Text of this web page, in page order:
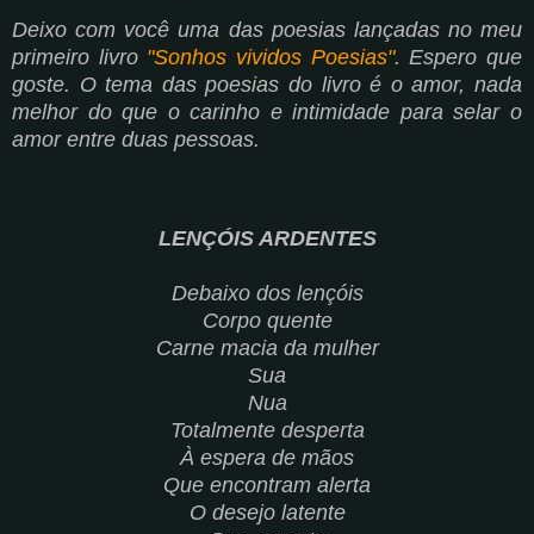
Deixo com você uma das poesias lançadas no meu
primeiro livro "Sonhos vividos Poesias". Espero que
goste. O tema das poesias do livro é o amor, nada
melhor do que o carinho e intimidade para selar o
amor entre duas pessoas.
LENÇÓIS ARDENTES
Debaixo dos lençóis
Corpo quente
Carne macia da mulher
Sua
Nua
Totalmente desperta
À espera de mãos
Que encontram alerta
O desejo latente